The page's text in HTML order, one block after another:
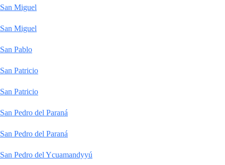
San Miguel
San Miguel
San Pablo
San Patricio
San Patricio
San Pedro del Paraná
San Pedro del Paraná
San Pedro del Ycuamandyyú